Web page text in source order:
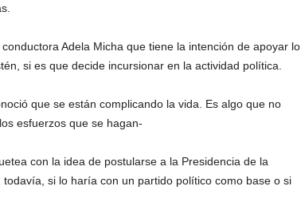
Adela Micha que tiene la intención de apoyar lo
si es que decide incursionar en la actividad política.
que se están complicando la vida. Es algo que no
esfuerzos que se hagan-
con la idea de postularse a la Presidencia de la
si lo haría con un partido político como base o si